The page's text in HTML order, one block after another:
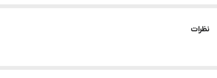
نظرات